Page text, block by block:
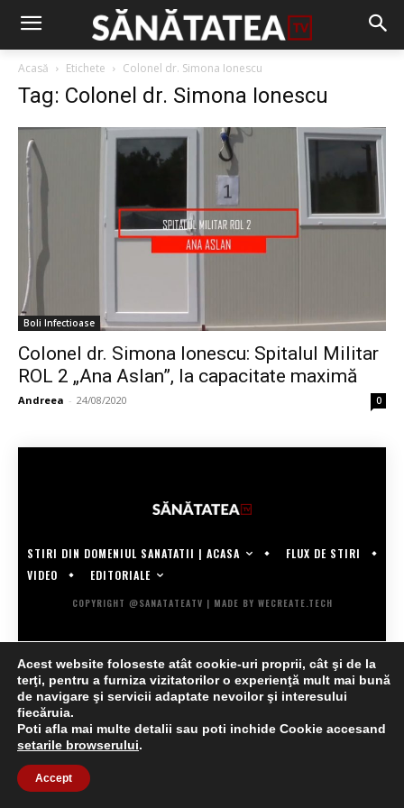
Acasă Etichete Colonel dr. Simona Ionescu
Tag: Colonel dr. Simona Ionescu
Boli Infectioase
Colonel dr. Simona Ionescu: Spitalul Militar
ROL 2 „Ana Aslan”, la capacitate maximă
Andreea - 24/08/2020 0
STIRI DIN DOMENIUL SANATATII | ACASA
FLUX DE STIRI
VIDEO
EDITORIALE
COPYRIGHT @SANATATEATV | MADE BY WECREATE.TECH
Acest website foloseste atât cookie-uri proprii, cât şi de la
terţi, pentru a furniza vizitatorilor o experienţă mult mai bună
de navigare şi servicii adaptate nevoilor şi interesului
fiecăruia.
Poti afla mai multe detalii sau poti inchide Cookie accesand
setarile browserului.
Accept